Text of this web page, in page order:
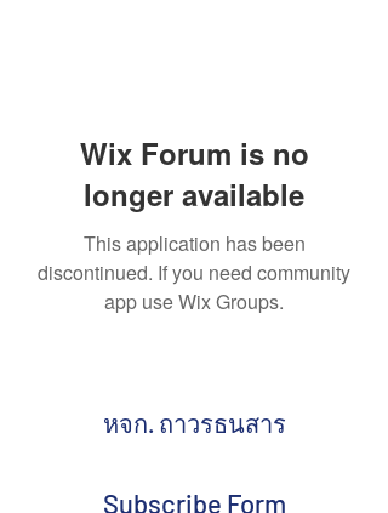
Wix Forum is no
longer available
This application has been
discontinued. If you need community
app use Wix Groups.
หจก. ถาวรธนสาร
Subscribe Form